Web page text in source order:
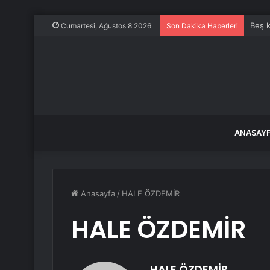
Cumartesi, Ağustos 8 2026 Son Dakika Haberleri Beş
Anasayfa / HALE ÖZDEMİR
HALE ÖZDEMİR